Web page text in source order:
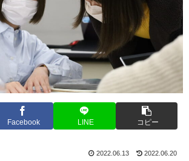
Facebook LINE コピー
2022.06.13 2022.06.20